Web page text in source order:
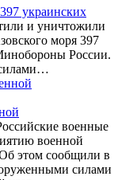
украинских
и уничтожили
моря 397
России.
военные
военной
этом сообщили в
силами